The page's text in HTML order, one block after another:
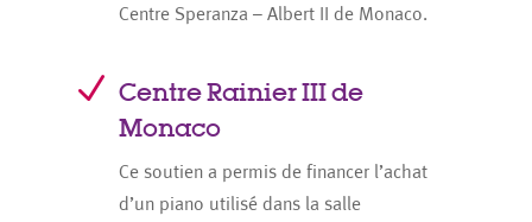
Centre Speranza – Albert II de Monaco.
N Centre Rainier III de
Monaco
Ce soutien a permis de financer l’achat
d’un piano utilisé dans la salle